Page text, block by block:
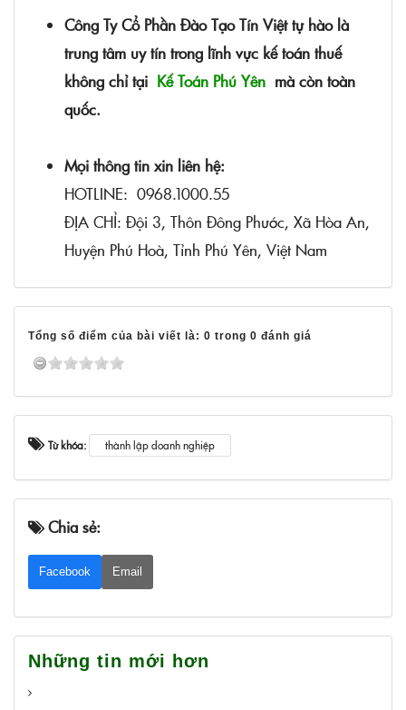
Công Ty Cổ Phần Đào Tạo Tín Việt tự hào là
trung tâm uy tín trong lĩnh vực kế toán thuế
không chỉ tại Kế Toán Phú Yên mà còn toàn
quốc.
Mọi thông tin xin liên hệ:
HOTLINE: 0968.1000.55
ĐỊA CHỈ: Đội 3, Thôn Đông Phước, Xã Hòa An,
Huyện Phú Hoà, Tỉnh Phú Yên, Việt Nam
Tổng số điểm của bài viết là: 0 trong 0 đánh giá
Từ khóa: thành lập doanh nghiệp
Chia sẻ:
Facebook Email
Những tin mới hơn